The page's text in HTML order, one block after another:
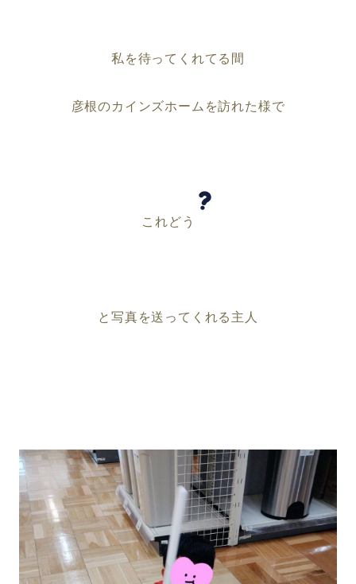
私を待ってくれてる間
彦根のカインズホームを訪れた様で
これどう
と写真を送ってくれる主人